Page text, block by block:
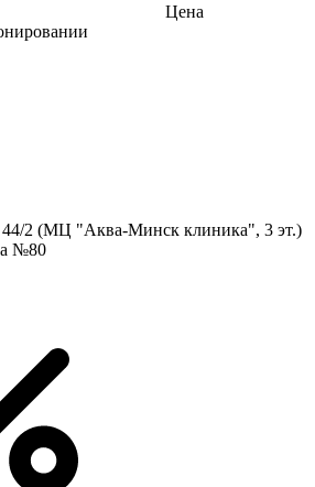
Цена
44/2 (МЦ "Аква-Минск клиника", 3 эт.)
№80